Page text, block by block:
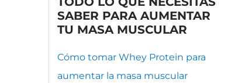
SABER PARA AUMENTAR
TU MASA MUSCULAR
Cómo tomar Whey Protein para
aumentar la masa muscular